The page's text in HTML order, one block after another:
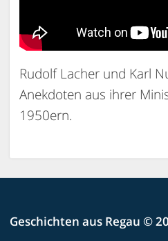
Rudolf Lacher und Karl
Anekdoten aus ihrer
1950ern.
Geschichten aus Regau ©